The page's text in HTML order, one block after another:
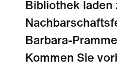
Bibliothek laden
Barbara-
Kommen Sie